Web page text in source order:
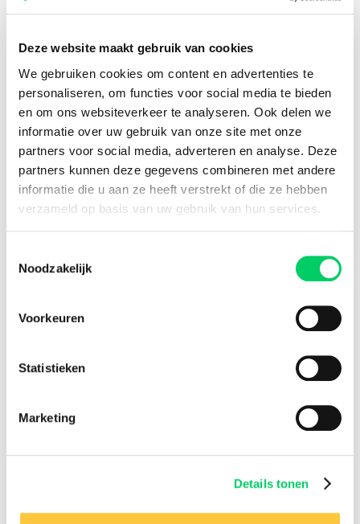
Deze website maakt gebruik van cookies
We gebruiken cookies om content en advertenties te
personaliseren, om functies voor social media te bieden
en om ons websiteverkeer te analyseren. Ook delen we
informatie over uw gebruik van onze site met onze
partners voor social media, adverteren en analyse. Deze
partners kunnen deze gegevens combineren met andere
informatie die u aan ze heeft verstrekt of die ze hebben
verzameld op basis van uw gebruik van hun services.
Noodzakelijk
Voorkeuren
Statistieken
Marketing
Details tonen
Nesta Belt
Zo bereid jij je voor op
Bereid je voor op Heineken Balaton Sound 2024 met